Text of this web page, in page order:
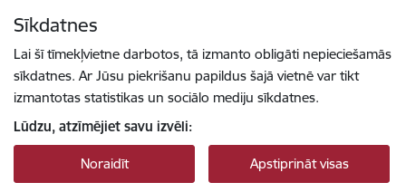
Sīkdatnes
Lai šī tīmekļvietne darbotos, tā izmanto obligāti nepieciešamās
sīkdatnes. Ar Jūsu piekrišanu papildus šajā vietnē var tikt
izmantotas statistikas un sociālo mediju sīkdatnes.
Lūdzu, atzīmējiet savu izvēli:
Noraidīt Apstiprināt visas